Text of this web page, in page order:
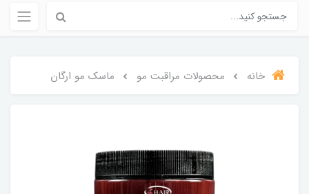
خانه محصولات مراقبت مو ماسک مو ارگان